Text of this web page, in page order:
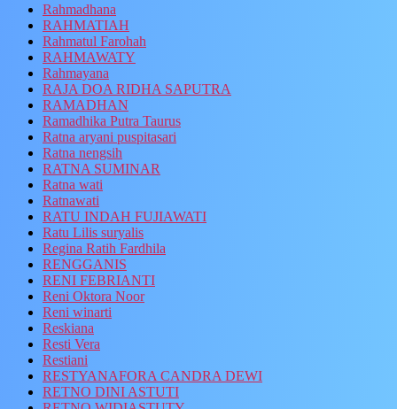
Rahmadhana
RAHMATIAH
Rahmatul Farohah
RAHMAWATY
Rahmayana
RAJA DOA RIDHA SAPUTRA
RAMADHAN
Ramadhika Putra Taurus
Ratna aryani puspitasari
Ratna nengsih
RATNA SUMINAR
Ratna wati
Ratnawati
RATU INDAH FUJIAWATI
Ratu Lilis suryalis
Regina Ratih Fardhila
RENGGANIS
RENI FEBRIANTI
Reni Oktora Noor
Reni winarti
Reskiana
Resti Vera
Restiani
RESTYANAFORA CANDRA DEWI
RETNO DINI ASTUTI